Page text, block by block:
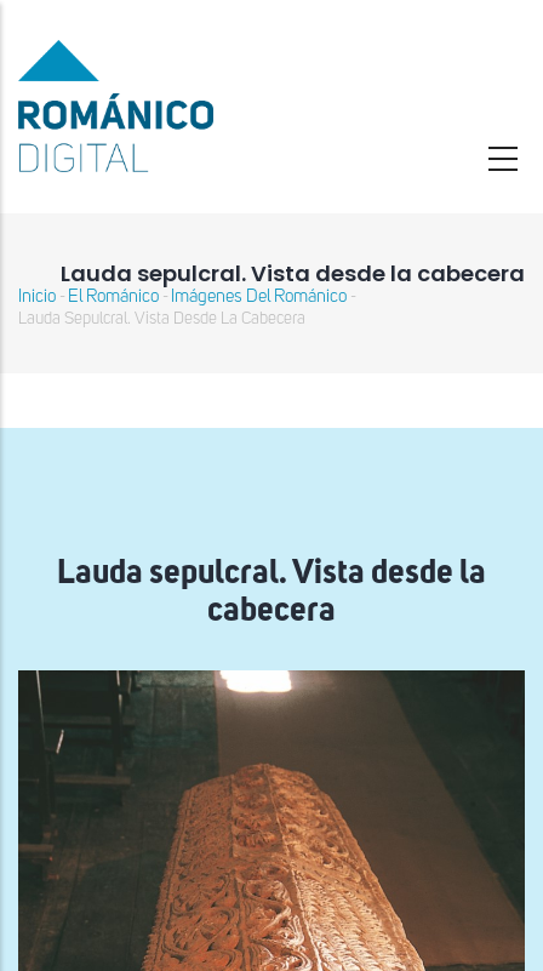
contenido
principal
Lauda sepulcral. Vista desde la cabecera
Sobrescribir
ayuda
Inicio - El Románico - Imágenes Del Románico -
Lauda Sepulcral. Vista Desde La Cabecera
Lauda sepulcral. Vista desde la
cabecera